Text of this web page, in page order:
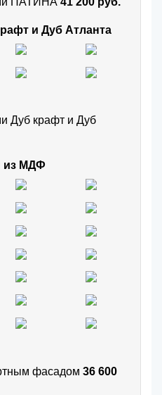
и Дуб Атланта
Дуб крафт и Дуб
из МДФ
фасадом 36 600